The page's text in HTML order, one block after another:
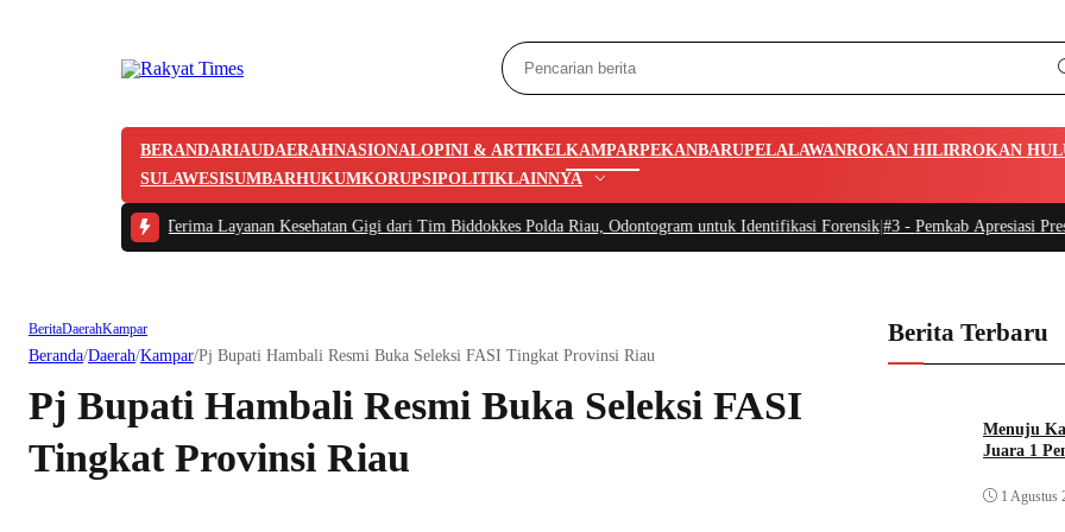
BERANDARIAUDAERAHNASIONALOPINI & ARTIKELKAMPARPEKANBARUPELALAWANROKAN HILIRROKAN
SULAWESISUMBARHUKUMKORUPSIPOLITIKLAINNYA
Kampar Terima Layanan Kesehatan Gigi dari Tim Biddokkes Polda Riau, Odontogram untuk Identifikasi Forensik|#3 -Pemkab Apresiasi Prestasi Atlet
BeritaDaerahKampar
Beranda/Daerah/Kampar/Pj Bupati Hambali Resmi Buka Seleksi FASI Tingkat Provinsi Riau
Pj Bupati Hambali Resmi Buka Seleksi FASI
Tingkat Provinsi Riau
Berita Terbaru
Menuju
Juara 1
1 Agustus